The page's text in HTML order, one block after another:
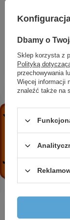
ZOBACZ
Tunel
179,24 zł
Wpust
99,42 zł
957,17 zł
Ruszt
Dbamy o
Sklep korzysta z
Polityką
przechowywania
Więcej informacji
znaleźć także na